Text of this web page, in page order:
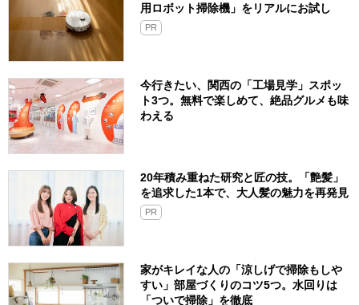
用ロボット掃除機」をリアルにお試し
PR
今行きたい、関西の「工場見学」スポッ
ト3つ。無料で楽しめて、絶品グルメも味
わえる
20年積み重ねた研究と匠の技。「艶髪」
を追求した1本で、大人髪の魅力を再発見
PR
家がキレイな人の「涼しげで掃除もしや
すい」部屋づくりのコツ5つ。水回りは
「ついで掃除」を徹底